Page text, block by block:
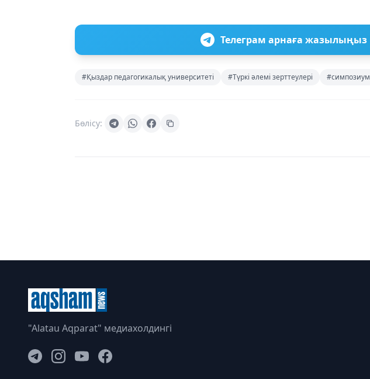
Телеграм арнаға жазылыңыз
#Қыздар педагогикалық университеті #Түркі әлемі зерттеулері #симпозиум
Бөлісу:
"Alatau Aqparat" медиахолдингі